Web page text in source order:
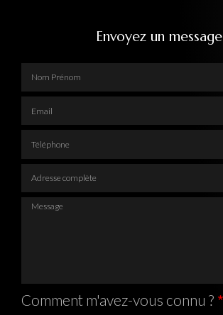
Envoyez un message
Message
Comment m'avez-vous connu ?